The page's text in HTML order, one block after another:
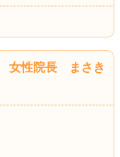
性院長 まさき